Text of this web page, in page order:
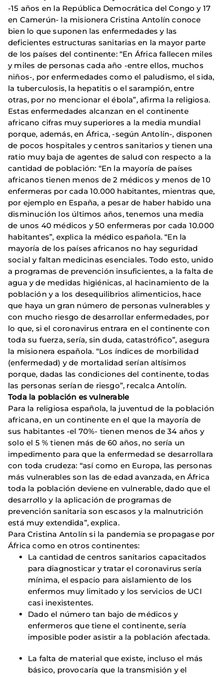
-15 años en la República Democrática del Congo y 17
en Camerún- la misionera Cristina Antolín conoce
bien lo que suponen las enfermedades y las
deficientes estructuras sanitarias en la mayor parte
de los países del continente: “En África fallecen miles
y miles de personas cada año -entre ellos, muchos
niños-, por enfermedades como el paludismo, el sida,
la tuberculosis, la hepatitis o el sarampión, entre
otras, por no mencionar el ébola”, afirma la religiosa.
Estas enfermedades alcanzan en el continente
africano cifras muy superiores a la media mundial
porque, además, en África, -según Antolín-, disponen
de pocos hospitales y centros sanitarios y tienen una
ratio muy baja de agentes de salud con respecto a la
cantidad de población: “En la mayoría de países
africanos tienen menos de 2 médicos y menos de 10
enfermeras por cada 10.000 habitantes, mientras que,
por ejemplo en España, a pesar de haber habido una
disminución los últimos años, tenemos una media
de unos 40 médicos y 50 enfermeras por cada 10.000
habitantes”, explica la médico española. “En la
mayoría de los países africanos no hay seguridad
social y faltan medicinas esenciales. Todo esto, unido
a programas de prevención insuficientes, a la falta de
agua y de medidas higiénicas, al hacinamiento de la
población y a los desequilibrios alimenticios, hace
que haya un gran número de personas vulnerables y
con mucho riesgo de desarrollar enfermedades, por
lo que, si el coronavirus entrara en el continente con
toda su fuerza, sería, sin duda, catastrófico”, asegura
la misionera española. “Los índices de morbilidad
(enfermedad) y de mortalidad serían altísimos
porque, dadas las condiciones del continente, todas
las personas serían de riesgo”, recalca Antolín.
Toda la población es vulnerable
Para la religiosa española, la juventud de la población
africana, en un continente en el que la mayoría de
sus habitantes -el 70%- tienen menos de 34 años y
solo el 5 % tienen más de 60 años, no sería un
impedimento para que la enfermedad se desarrollara
con toda crudeza: “así como en Europa, las personas
más vulnerables son las de edad avanzada, en África
toda la población deviene en vulnerable, dado que el
desarrollo y la aplicación de programas de
prevención sanitaria son escasos y la malnutrición
está muy extendida”, explica.
Para Cristina Antolín si la pandemia se propagase por
África como en otros continentes:
La cantidad de centros sanitarios capacitados
para diagnosticar y tratar el coronavirus sería
mínima, el espacio para aislamiento de los
enfermos muy limitado y los servicios de UCI
casi inexistentes.
Dado el número tan bajo de médicos y
enfermeros que tiene el continente, sería
imposible poder asistir a la población afectada.
La falta de material que existe, incluso el más
básico, provocaría que la transmisión y el